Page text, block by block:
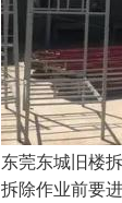
东莞东城旧楼
拆除作业前要